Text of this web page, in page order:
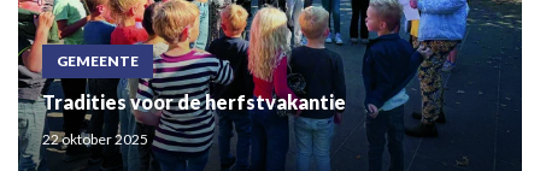
GEMEENTE
Tradities voor de herfstvakantie
22 oktober 2025